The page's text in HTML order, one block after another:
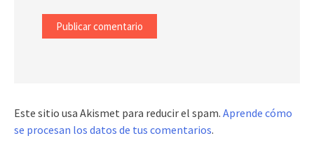
Este sitio usa Akismet para reducir el spam. Aprende cómo
se procesan los datos de tus comentarios.